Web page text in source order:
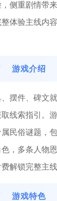
侧重剧情带
体验主线内
游戏介绍
摆件、碑文
线索指引。
民俗谜题，
，多条人物
解锁完整主线
游戏特色